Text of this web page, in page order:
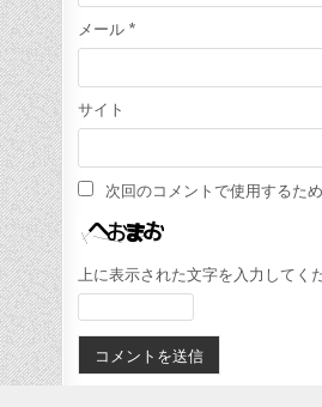
メール *
サイト
次回のコメントで使用するた
上に表示された文字を入力してく